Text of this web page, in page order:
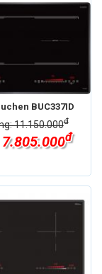
BUC337ID
11.150.000đ
7.805.000đ